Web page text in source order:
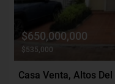
$650,000,000
$535,000
Casa Venta, Altos